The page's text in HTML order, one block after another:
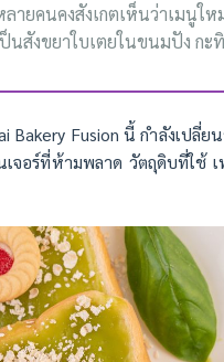
ายคนคงสังเกตเห็นว่าเมนู
นสังขยาใบเตยในขนมปัง กะ
Fusion นี้ กำลังเปลี่ยน
จอร์ที่ห้ามพลาด วัตถุดิบที่ใช้